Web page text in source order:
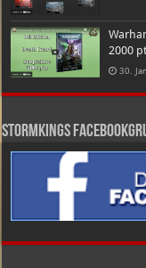
2000
30.
Stormkings